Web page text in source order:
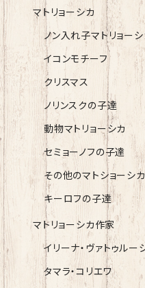
マトリョーシカ
ノン入れ子マトリョー
イコンモチーフ
クリスマス
ノリンスクの子達
動物マトリョーシカ
セミョーノフの子達
その他のマトショーシカ
キーロフの子達
マトリョーシカ作家
イリーナ・ヴァトゥルー
タマラ・コリエワ